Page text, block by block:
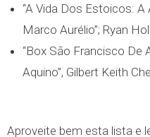
“A Vida Dos Estoicos: A
Marco Aurélio”; Ryan
“Box São Francisco De
Aquino”, Gilbert Keith
Aproveite bem esta lista e